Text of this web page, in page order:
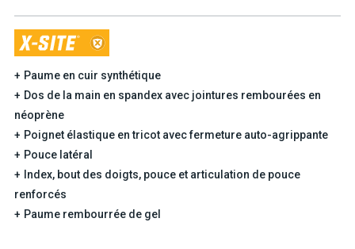
Paume en cuir synthétique
Dos de la main en spandex avec jointures rembourées en
néoprène
Poignet élastique en tricot avec fermeture auto-agrippante
Pouce latéral
Index, bout des doigts, pouce et articulation de pouce
renforcés
Paume rembourrée de gel